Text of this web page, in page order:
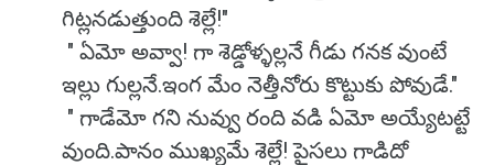
గిట్లనడుత్తుంది శెల్లే!"
" ఏమో అవ్వా! గా శెడ్డోళ్ళల్లనే గీడు గనక వుంటే
ఇల్లు గుల్లనే.ఇంగ మేం నెత్తీనోరు కొట్టుకు పోవుడే."
" గాడేమో గని నువ్వు రంది వడి ఏమో అయ్యేటట్టే
వుంది.పానం ముఖ్యమే శెల్లే! పైసలు గాడిదో